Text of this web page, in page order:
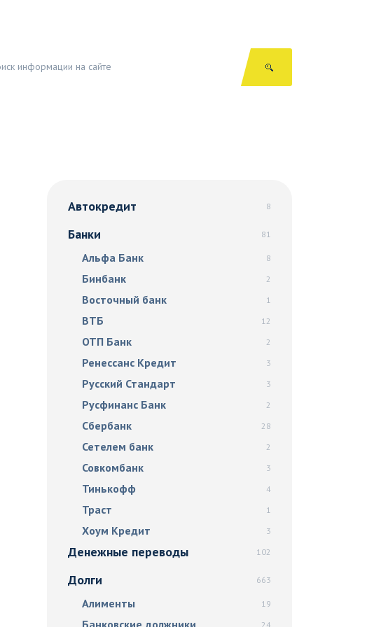
Автокредит 8
Банки 81
Альфа Банк 8
Бинбанк 2
Восточный банк 1
ВТБ 12
ОТП Банк 2
Ренессанс Кредит 3
Русский Стандарт 3
Русфинанс Банк 2
Сбербанк 28
Сетелем банк 2
Совкомбанк 3
Тинькофф 4
Траст 1
Хоум Кредит 3
Денежные переводы 102
Долги 663
Алименты 19
Банковские должники 24